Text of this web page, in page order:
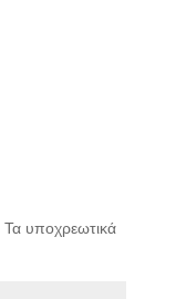
Τα υποχρεωτικά